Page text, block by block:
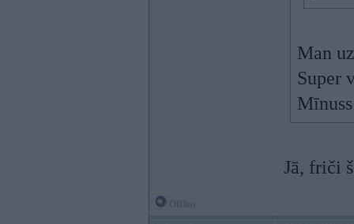
Man
Super
Jā, friči